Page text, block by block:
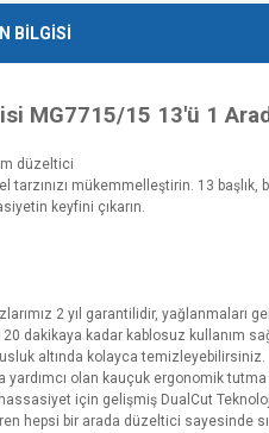
BİLGİSİ
MG7715/15 13'ü 1
düzeltici
mükemmelleştirin. 13 başlık,
keyfini çıkarın.
2 yıl garantilidir, yağlanmaları
dakikaya kadar kablosuz kullanım
altında kolayca temizleyebilirsiniz.
yardımcı olan kauçuk ergonomik
için gelişmiş DualCut
hepsi bir arada düzeltici sayesinde